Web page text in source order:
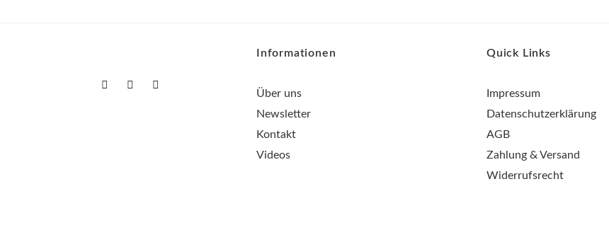
Informationen
Über uns
Newsletter
Kontakt
Videos
Quick Links
Impressum
Datenschutzerklärung
AGB
Zahlung & Versand
Widerrufsrecht